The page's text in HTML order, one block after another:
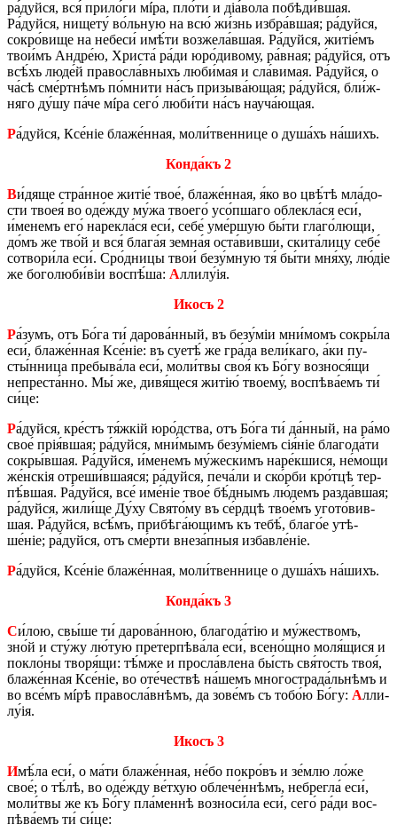
ра́дуй­ся, вся́ при­ло́­ги мíра, пло́­ти и діа́­во­ла по­бѣ­ди́в­шая.
Ра́дуй­ся, ни­ще­ту́ во́ль­ную на всю́ жи́знь из­бра́в­шая; ра́дуй­ся,
со­кро́­ви­ще на не­бе­си́ имѣ́­ти воз­же­ла́в­шая. Ра́дуй­ся, жи­тіе́мъ
тво­и́мъ Ан­дре́ю, Хри­ста́ ра́ди юро́­ди­во­му, ра́в­ная; ра́дуй­ся, отъ
всѣ́хъ лю­де́й пра­во­сла́в­ныхъ лю­би́­мая и сла́­ви­мая. Ра́дуй­ся, о
ча́сѣ сме́рт­нѣмъ по́­мни­ти на́съ при­зы­ва́­ю­щая; ра́дуй­ся, бли́ж­
няго ду́шу па́че мíра сего́ лю­би́­ти на́съ нау­ча́­ю­щая.
Ра́дуй­ся, Ксе́ніе бла­же́н­ная, мо­ли́­твен­ни­це о ду­ша́хъ на́­шихъ.
Кон­да́къ 2
Ви́дяще стра́н­ное жи­тіе́ твое́, бла­же́н­ная, я́ко во цвѣ́­тѣ мла́­до­
сти твоея́ во оде́жду му́жа тво­е­го́ усо́п­ша­го об­ле­кла́ся еси́,
и́ме­немъ его́ на­ре­кла́ся еси́, себе́ уме́р­шую бы́ти гла­го́­лю­щи,
до́мъ же тво́й и вся́ бла­га́я зем­на́я оста́­вив­ши, ски­та́­ли­цу себе́
со­тво­ри́­ла еси́. Сро́д­ни­цы твои́ без­у́м­ную тя́ бы́ти мня́ху, лю́діе
же бо­го­лю­би́­віи вос­пѣ́­ша: Алли­лу́ія.
Икосъ 2
Ра́зумъ, отъ Бо́га ти́ да­ро­ва́н­ный, въ без­у́­міи мни́­момъ со­кры́­ла
еси́, бла­же́н­ная Ксе́ніе: въ суе­тѣ́ же гра́­да ве­ли́­ка­го, а́ки пу­
сты́н­ни­ца пре­бы­ва́­ла еси́, мо­ли́­твы своя́ къ Бо́гу воз­но­ся́щи
не­пре­ста́н­но. Мы́ же, дивя́щеся жи­тію́ тво­е­му́, вос­пѣ­ва́­емъ ти́
си́це:
Ра́дуй­ся, кре́стъ тя́жкій юро́д­ства, отъ Бо́га ти́ да́н­ный, на ра́мо
свое́ прія́вшая; ра́дуй­ся, мни́­мымъ без­у́­міемъ сія́ніе бла­го­да́­ти
со­кры́в­шая. Ра́дуй­ся, и́ме­немъ му́­же­скимъ на­ре́к­ши­ся, не́­мо­щи
же́н­скія отре­ши́в­шаяся; ра́дуй­ся, пе­ча́­ли и ско́р­би кро́т­цѣ тер­
пѣ́в­шая. Ра́дуй­ся, все́ име́ніе твое́ бѣ́д­нымъ лю́­демъ разда́в­шая;
ра́дуй­ся, жи­ли́­ще Ду́ху Свято́му въ се́рд­цѣ тво­е́мъ уго­то́­вив­
шая. Ра́дуй­ся, всѣ́мъ, при­бѣ­га́­ю­щимъ къ тебѣ́, бла­го́е утѣ­
ше́ніе; ра́дуй­ся, отъ сме́р­ти вне­за́п­ныя из­ба­вле́ніе.
Ра́дуй­ся, Ксе́ніе бла­же́н­ная, мо­ли́­твен­ни­це о ду­ша́хъ на́­шихъ.
Кон­да́къ 3
Си́лою, свы́­ше ти́ да­ро­ва́н­ною, бла­го­да́тію и му́­же­ствомъ,
зно́й и сту́жу лю́тую пре­тер­пѣ­ва́­ла еси́, все­но́щ­но моля́щися и
по­кло́­ны творя́щи: тѣ́м­же и про­сла́в­ле­на бы́сть свя́­тость твоя́,
бла­же́н­ная Ксе́ніе, во оте́­че­ствѣ на́­шемъ мно­го­стра­да́ль­нѣмъ и
во все́мъ мíрѣ пра­во­сла́в­нѣмъ, да зо­ве́мъ съ то­бо́ю Бо́гу: Алли­
лу́ія.
Икосъ 3
Имѣ́ла еси́, о ма́ти бла­же́н­ная, не́бо по­кро́въ и зе́­млю ло́же
свое́; о тѣ́лѣ, во оде́жду ве́­тхую об­ле­че́н­нѣмъ, не­бре­г­ла́ еси́,
мо­ли́­твы же къ Бо́гу пла́­мен­нѣ воз­но­си́­ла еси́, сего́ ра́ди вос­
пѣ­ва́­емъ ти́ си́це: